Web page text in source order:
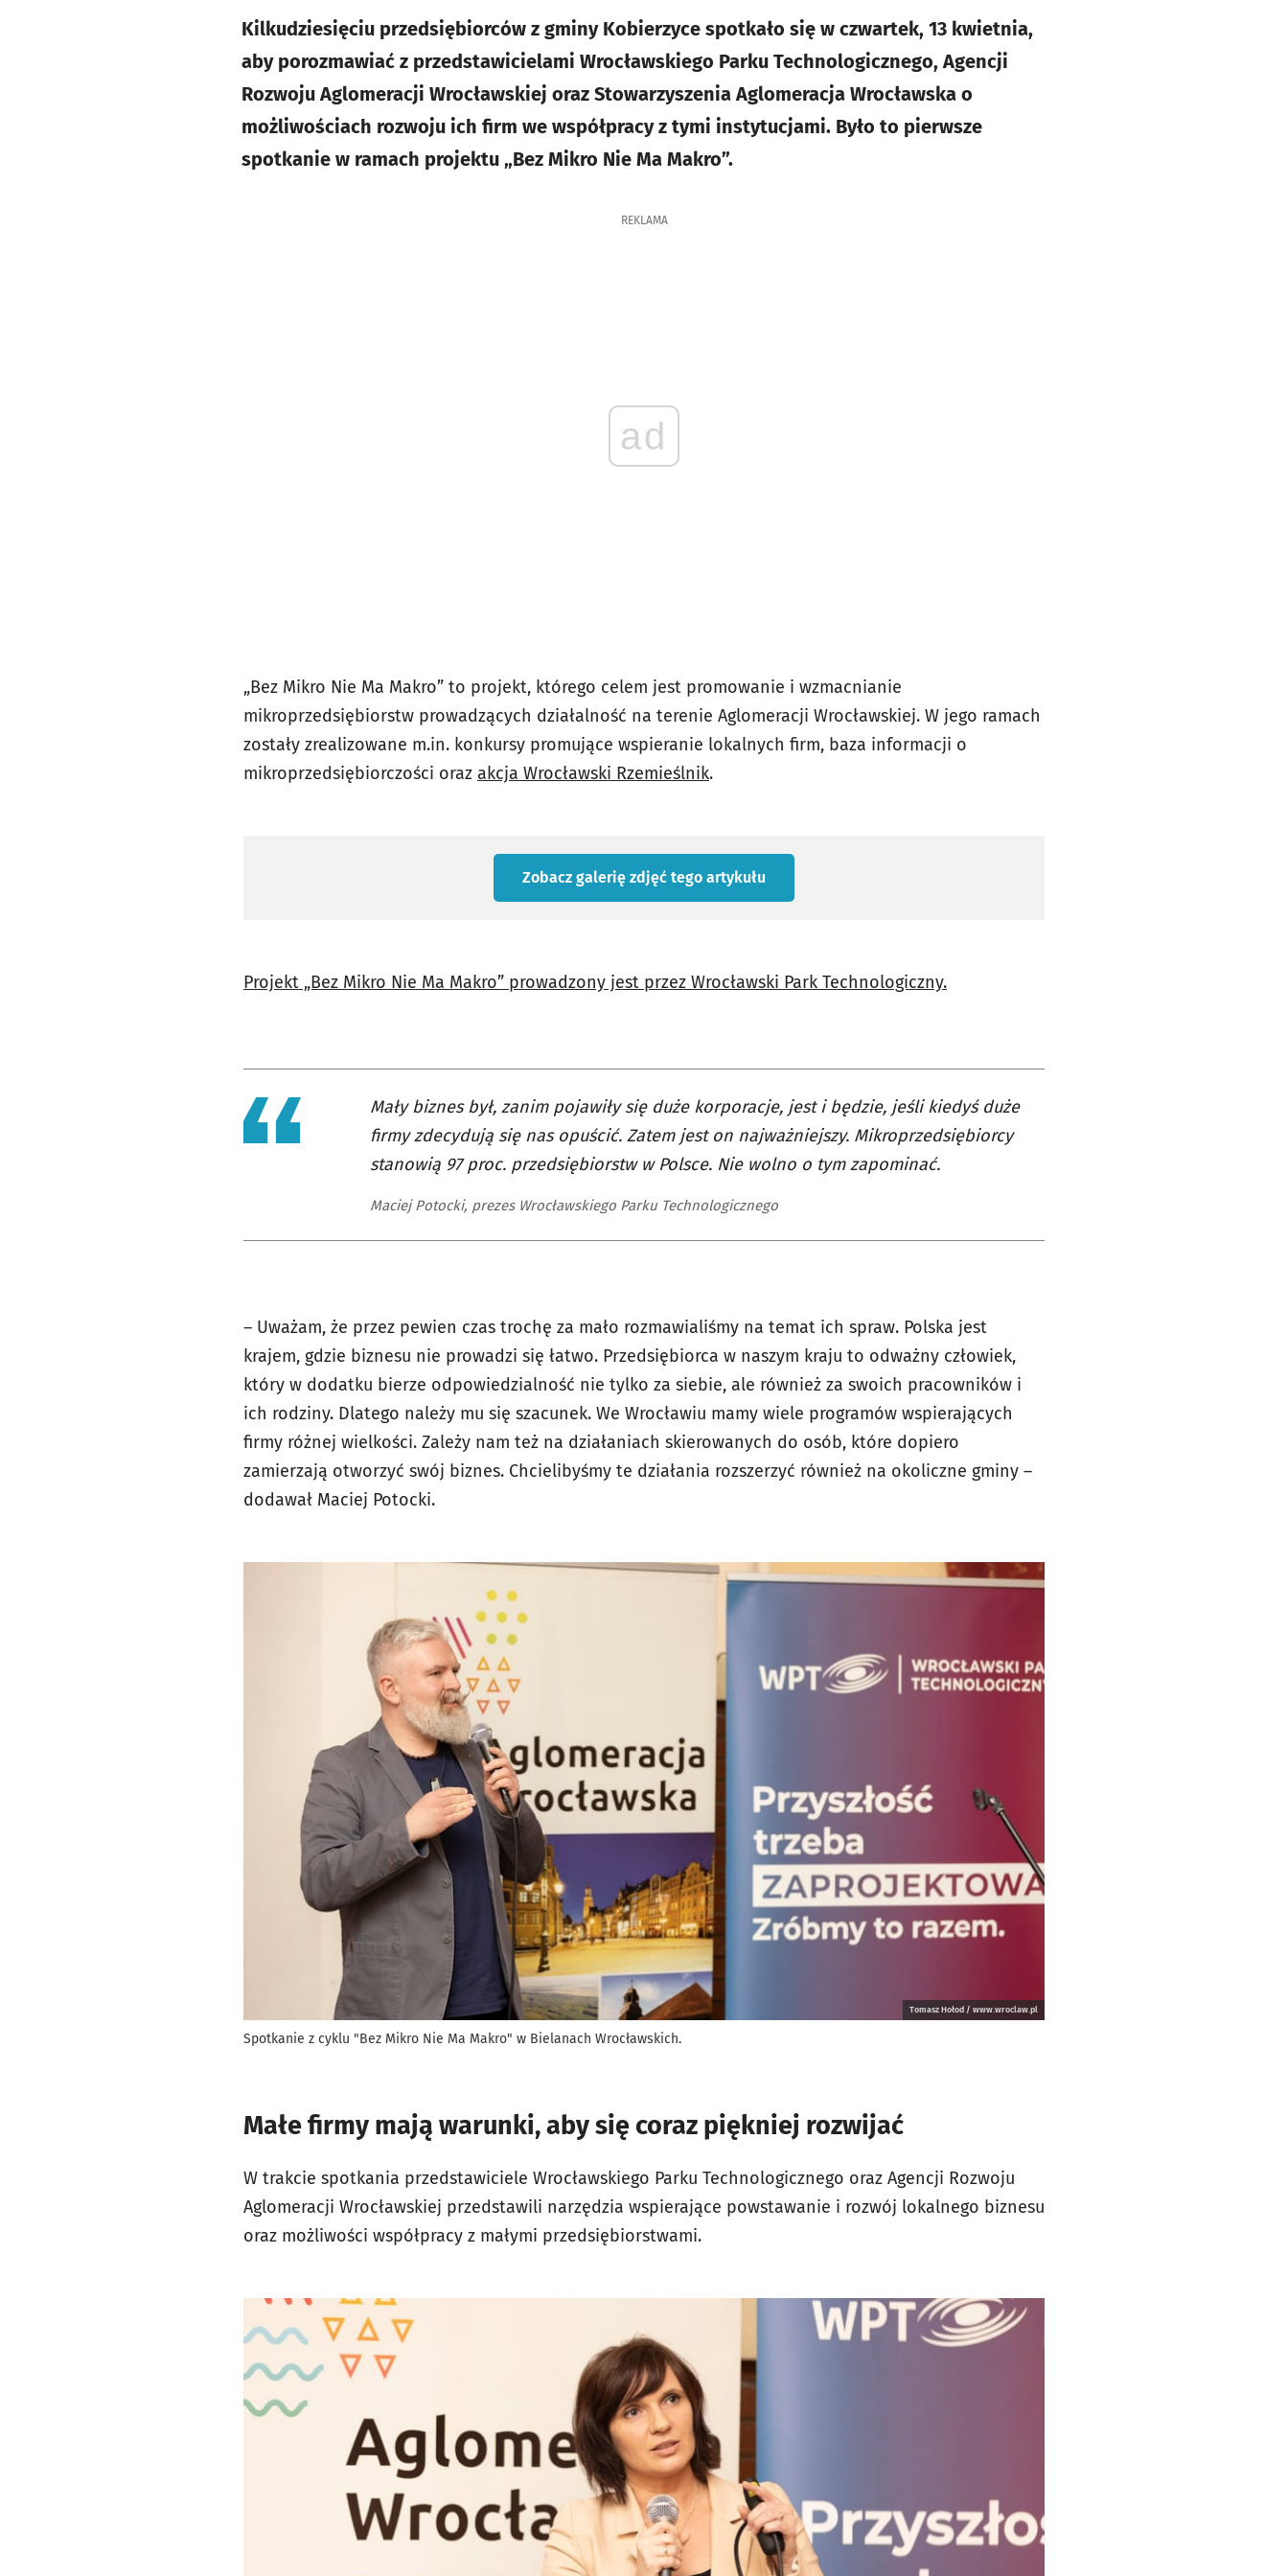
Kilkudziesięciu przedsiębiorców z gminy Kobierzyce spotkało się w czwartek, 13 kwietnia,
aby porozmawiać z przedstawicielami Wrocławskiego Parku Technologicznego, Agencji
Rozwoju Aglomeracji Wrocławskiej oraz Stowarzyszenia Aglomeracja Wrocławska o
możliwościach rozwoju ich firm we współpracy z tymi instytucjami. Było to pierwsze
spotkanie w ramach projektu „Bez Mikro Nie Ma Makro”.
REKLAMA
ad
„Bez Mikro Nie Ma Makro” to projekt, którego celem jest promowanie i wzmacnianie
mikroprzedsiębiorstw prowadzących działalność na terenie Aglomeracji Wrocławskiej. W jego ramach
zostały zrealizowane m.in. konkursy promujące wspieranie lokalnych firm, baza informacji o
mikroprzedsiębiorczości oraz akcja Wrocławski Rzemieślnik.
Zobacz galerię zdjęć tego artykułu
Projekt „Bez Mikro Nie Ma Makro” prowadzony jest przez Wrocławski Park Technologiczny.
Mały biznes był, zanim pojawiły się duże korporacje, jest i będzie, jeśli kiedyś duże
firmy zdecydują się nas opuścić. Zatem jest on najważniejszy. Mikroprzedsiębiorcy
stanowią 97 proc. przedsiębiorstw w Polsce. Nie wolno o tym zapominać.
Maciej Potocki, prezes Wrocławskiego Parku Technologicznego
– Uważam, że przez pewien czas trochę za mało rozmawialiśmy na temat ich spraw. Polska jest
krajem, gdzie biznesu nie prowadzi się łatwo. Przedsiębiorca w naszym kraju to odważny człowiek,
który w dodatku bierze odpowiedzialność nie tylko za siebie, ale również za swoich pracowników i
ich rodziny. Dlatego należy mu się szacunek. We Wrocławiu mamy wiele programów wspierających
firmy różnej wielkości. Zależy nam też na działaniach skierowanych do osób, które dopiero
zamierzają otworzyć swój biznes. Chcielibyśmy te działania rozszerzyć również na okoliczne gminy –
dodawał Maciej Potocki.
Tomasz Hołod / www.wroclaw.pl
Spotkanie z cyklu "Bez Mikro Nie Ma Makro" w Bielanach Wrocławskich.
Małe firmy mają warunki, aby się coraz piękniej rozwijać
W trakcie spotkania przedstawiciele Wrocławskiego Parku Technologicznego oraz Agencji Rozwoju
Aglomeracji Wrocławskiej przedstawili narzędzia wspierające powstawanie i rozwój lokalnego biznesu
oraz możliwości współpracy z małymi przedsiębiorstwami.